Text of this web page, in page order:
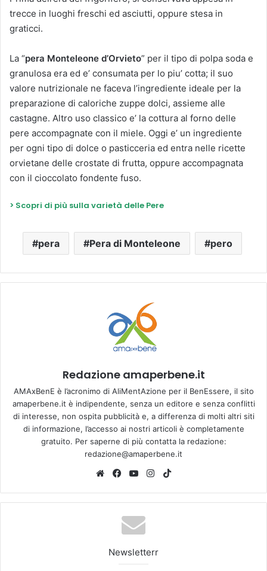
trecce in luoghi freschi ed asciutti, oppure stesa in
graticci.
La “pera Monteleone d’Orvieto” per il tipo di polpa soda e
granulosa era ed e’ consumata per lo piu’ cotta; il suo
valore nutrizionale ne faceva l’ingrediente ideale per la
preparazione di caloriche zuppe dolci, assieme alle
castagne. Altro uso classico e’ la cottura al forno delle
pere accompagnate con il miele. Oggi e’ un ingrediente
per ogni tipo di dolce o pasticceria ed entra nelle ricette
orvietane delle crostate di frutta, oppure accompagnata
con il cioccolato fondente fuso.
> Scopri di più sulla varietà delle Pere
pera Pera di Monteleone pero
Redazione amaperbene.it
AMAxBenE è l’acronimo di AliMentAzione per il BenEssere, il sito
amaperbene.it è indipendente, senza un editore e senza conflitti
di interesse, non ospita pubblicità e, a differenza di molti altri siti
di informazione, l’accesso ai nostri articoli è completamente
gratuito. Per saperne di più contatta la redazione:
redazione@amaperbene.it
We
te
Fa
bo
ok
Yo
Tu
be
Ins
ra
k
Newsletterr